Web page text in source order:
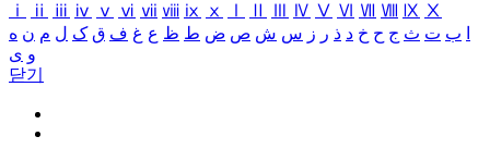
ⅰ
ⅱ ⅲ ⅳ ⅴ ⅵ ⅶ ⅷ ⅸ ⅹ Ⅳ Ⅴ Ⅵ Ⅶ Ⅷ Ⅸ Ⅹ
ب ت ث ج ح خ د ذ ر ز س ش ص ض ط ظ ع غ ف ق ک ل م ن ه
و ی
닫기